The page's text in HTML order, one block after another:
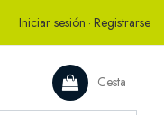
Iniciar sesión · Registrarse
Cesta